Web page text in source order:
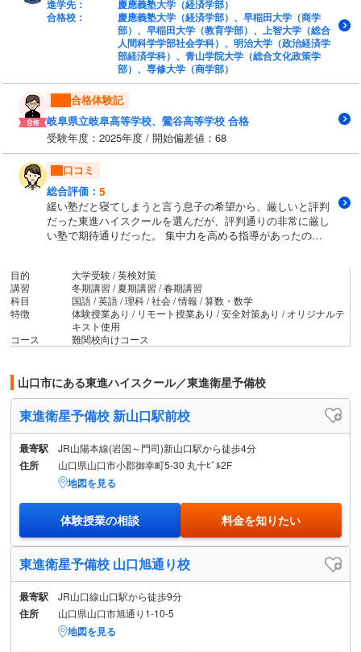
進学先：
慶應義塾大学（経済学部）
合格校：
慶應義塾大学（経済学部）、早稲田大学（商学
部）、早稲田大学（教育学部）、上智大学（総合
人間科学学部社会学科）、明治大学（政治経済学
部経済学科）、青山学院大学（総合文化政策学
部）、専修大学（商学部）
合格体験記
岐阜県立岐阜高等学校、鶯谷高等学校 合格
受験年度：2025年度 / 開始偏差値：68
口コミ
総合評価： 5
緩い塾だと寝てしまうと言う息子の希望から、厳しいと評判
だった東進ハイスクールを選んだが、評判通りの非常に厳し
い塾で期待通りだった。 集中力を高める指導があったので
していたのであろうと感じさせた。
目的
大学受験 / 英検対策
講習
冬期講習 / 夏期講習 / 春期講習
科目
国語 / 英語 / 理科 / 社会 / 情報 / 算数・数学
特徴
体験授業あり / リモート授業あり / 安全対策あり / オリジナルテ
キスト使用
コース
難関校向けコース
山口市にある東進ハイスクール／東進衛星予備校
東進衛星予備校 新山口駅前校
最寄駅 JR山陽本線(岩国～門司)新山口駅から徒歩4分
住所 山口県山口市小郡御幸町5-30 丸十ﾋﾞﾙ2F
地図を見る
体験授業の相談 料金を知りたい
東進衛星予備校 山口旭通り校
最寄駅 JR山口線山口駅から徒歩9分
住所 山口県山口市旭通り1-10-5
地図を見る